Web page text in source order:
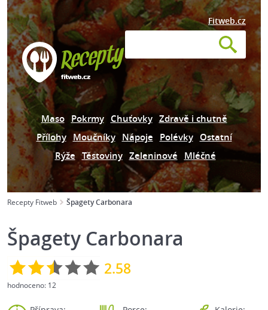
Fitweb.cz
Maso Pokrmy Chuťovky Zdravě i chutně
Přílohy Moučníky Nápoje Polévky Ostatní
Rýže Těstoviny Zeleninové Mléčné
Recepty Fitweb Špagety Carbonara
Špagety Carbonara
2.58
hodnoceno: 12